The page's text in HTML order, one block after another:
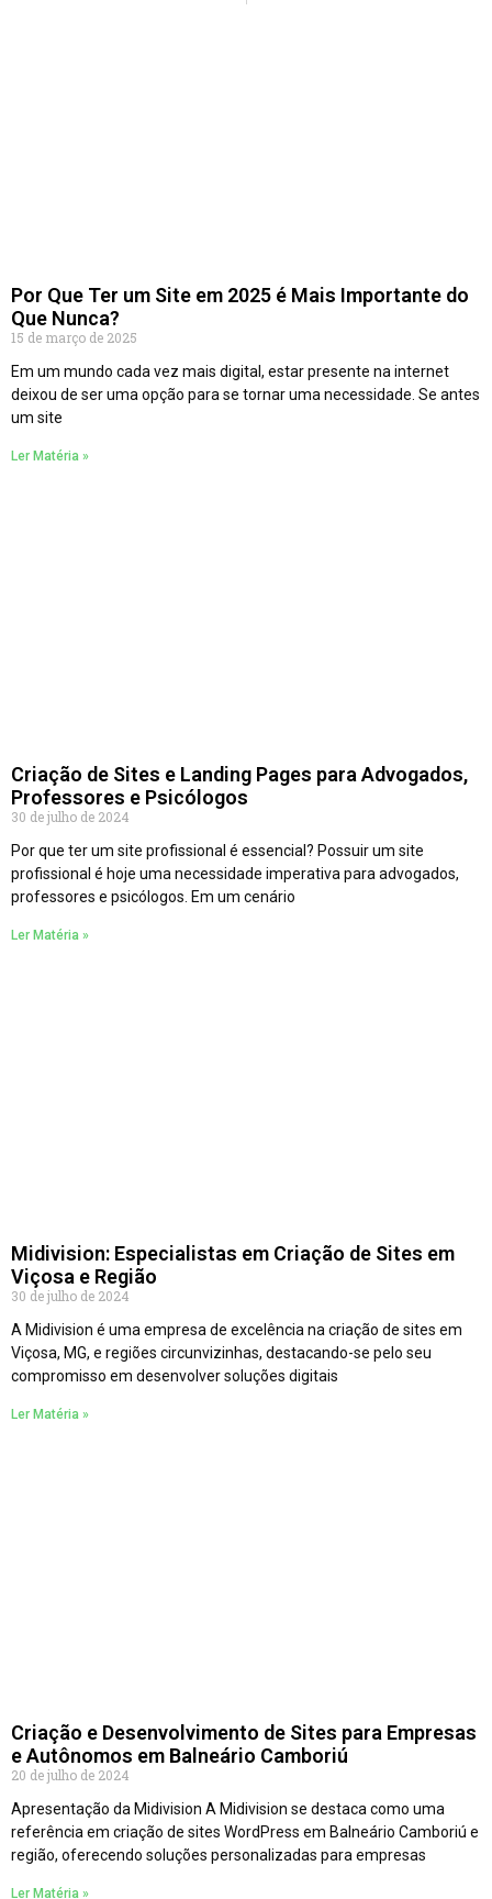
Por Que Ter um Site em 2025 é Mais Importante do
Que Nunca?
15 de março de 2025
Em um mundo cada vez mais digital, estar presente na internet
deixou de ser uma opção para se tornar uma necessidade. Se antes
um site
Ler Matéria »
Criação de Sites e Landing Pages para Advogados,
Professores e Psicólogos
30 de julho de 2024
Por que ter um site profissional é essencial? Possuir um site
profissional é hoje uma necessidade imperativa para advogados,
professores e psicólogos. Em um cenário
Ler Matéria »
Midivision: Especialistas em Criação de Sites em
Viçosa e Região
30 de julho de 2024
A Midivision é uma empresa de excelência na criação de sites em
Viçosa, MG, e regiões circunvizinhas, destacando-se pelo seu
compromisso em desenvolver soluções digitais
Ler Matéria »
Criação e Desenvolvimento de Sites para Empresas
e Autônomos em Balneário Camboriú
20 de julho de 2024
Apresentação da Midivision A Midivision se destaca como uma
referência em criação de sites WordPress em Balneário Camboriú e
região, oferecendo soluções personalizadas para empresas
Ler Matéria »